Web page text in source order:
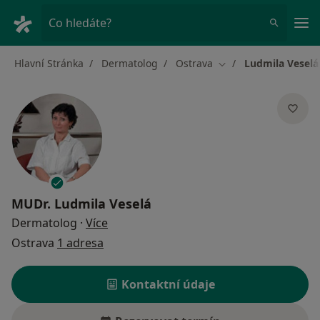
Co hledáte?
Hlavní Stránka Dermatolog Ostrava Změna města
Ludmila Veselá
MUDr. Ludmila Veselá
Dermatolog · Více
Ostrava 1 adresa
Kontaktní údaje